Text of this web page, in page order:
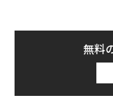
無料